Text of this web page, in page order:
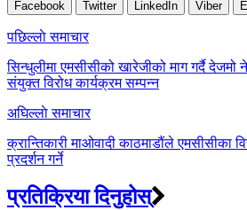
Facebook Twitter LinkedIn Viber
Post
navigation
पछिल्लाे समाचार
सिन्धुलीमा एमसीसीको खारेजीको माग गर्दै देजमो
संयुक्त विरोध कार्यक्रम सम्पन्न
अघिल्लाे समाचार
क्रान्तिकारी माओवादी काठमाडौंले एमसीसीका
प्रदर्शन गर्ने
प्रतिक्रिया दिनुहोस्